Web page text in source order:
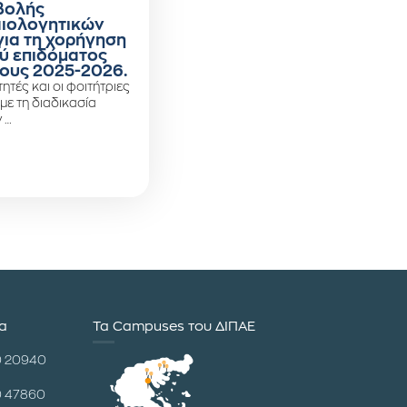
τη χορήγηση
επιδόματος
2025-2026.
και οι φοιτήτριες
τη διαδικασία
20940
47860
Τα Campuses του ΔΙΠΑΕ